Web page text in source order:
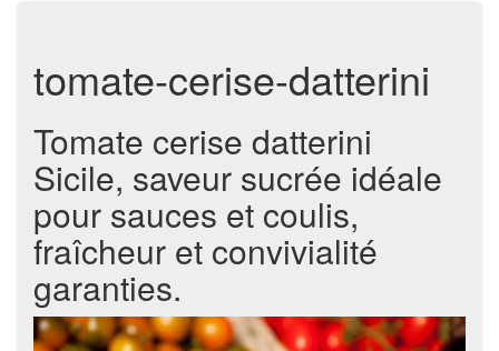
tomate-cerise-datterini
Tomate cerise datterini
Sicile, saveur sucrée idéale
pour sauces et coulis,
fraîcheur et convivialité
garanties.